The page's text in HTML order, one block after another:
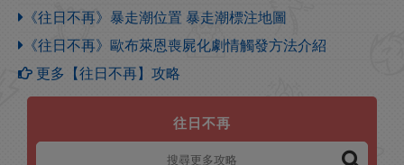
《往日不再》暴走潮位置 暴走潮標注地圖
《往日不再》歐布萊恩喪屍化劇情觸發方法介紹
更多【往日不再】攻略
往日不再